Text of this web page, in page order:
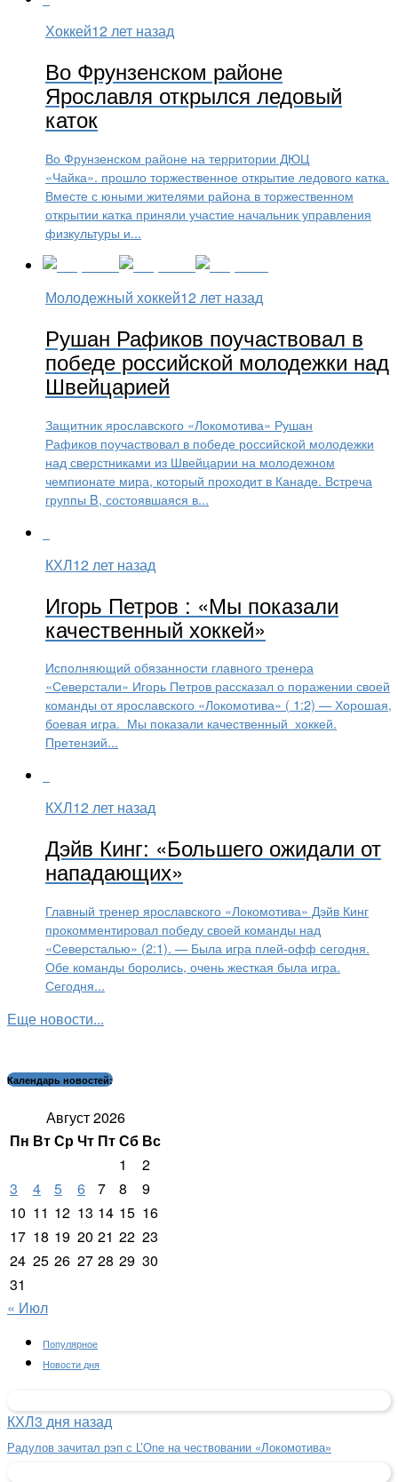
Хоккей12 лет назад
Во Фрунзенском районе
Ярославля открылся ледовый
каток
Во Фрунзенском районе на территории ДЮЦ
«Чайка». прошло торжественное открытие ледового катка.
Вместе с юными жителями района в торжественном
открытии катка приняли участие начальник управления
физкультуры и...
Молодежный хоккей12 лет назад
Рушан Рафиков поучаствовал в
победе российской молодежки над
Швейцарией
Защитник ярославского «Локомотива» Рушан
Рафиков поучаствовал в победе российской молодежки
над сверстниками из Швейцарии на молодежном
чемпионате мира, который проходит в Канаде. Встреча
группы B, состоявшаяся в...
КХЛ12 лет назад
Игорь Петров : «Мы показали
качественный хоккей»
Исполняющий обязанности главного тренера
«Северстали» Игорь Петров рассказал о поражении своей
команды от ярославского «Локомотива» ( 1:2) — Хорошая,
боевая игра. Мы показали качественный хоккей.
Претензий...
КХЛ12 лет назад
Дэйв Кинг: «Большего ожидали от
нападающих»
Главный тренер ярославского «Локомотива» Дэйв Кинг
прокомментировал победу своей команды над
«Северсталью» (2:1). — Была игра плей-офф сегодня.
Обе команды боролись, очень жесткая была игра.
Сегодня...
Еще новости...
Календарь новостей:
Август 2026
Пн ВтСрЧт ПтСб Вс
1
2
3
4 5 6 7 8
9
10 11 12 13 14 15 16
17 18 19 20 21 22 23
24 25 26 27 28 29 30
31
« Июл
Популярное
Новости дня
КХЛ3 дня назад
Радулов зачитал рэп с L’One на чествовании «Локомотива»